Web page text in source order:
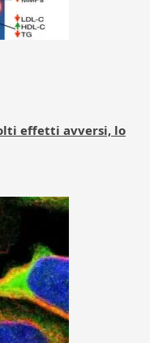
effetti avversi, lo